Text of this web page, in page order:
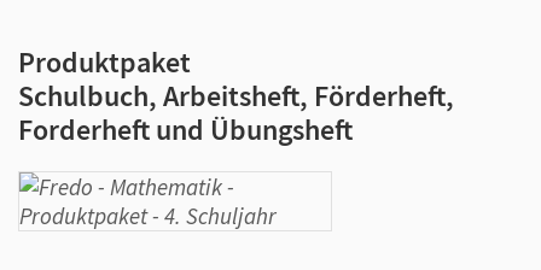
Produktpaket
Schulbuch, Arbeitsheft, Förderheft,
Forderheft und Übungsheft